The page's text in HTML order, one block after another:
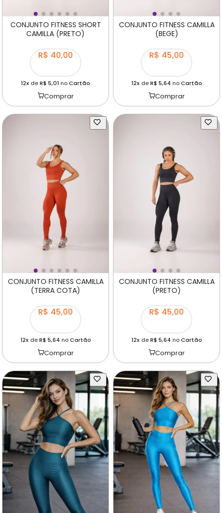
CONJUNTO FITNESS SHORT
CAMILLA (PRETO)
R$ 40,00
12x deR$ 5,01 noCartão
Comprar
CONJUNTO FITNESS CAMILLA
(BEGE)
R$ 45,00
12xdeR$ 5,64 noCartão
Comprar
CONJUNTO FITNESS CAMILLA
(TERRA COTA)
R$ 45,00
12xdeR$ 5,64 noCartão
Comprar
CONJUNTO FITNESS CAMILLA
(PRETO)
R$ 45,00
12xdeR$ 5,64 noCartão
Comprar